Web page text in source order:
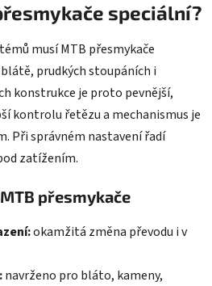
speciální?
musí MTB přesmykače
prudkých stoupáních i
konstrukce je proto pevnější,
kontrolu řetězu a mechanismus je
Při správném nastavení řadí
zatížením.
přesmykače
okamžitá změna převodu i v
navrženo pro bláto, kameny,